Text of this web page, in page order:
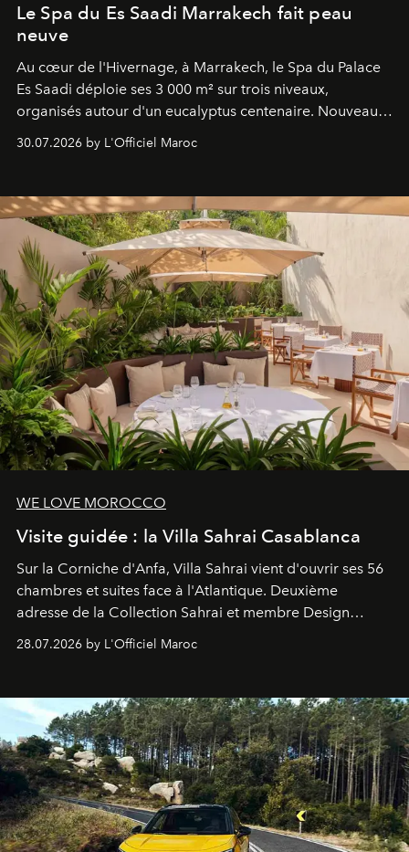
Le Spa du Es Saadi Marrakech fait peau
neuve
Au cœur de l'Hivernage, à Marrakech, le Spa du Palace
Es Saadi déploie ses 3 000 m² sur trois niveaux,
organisés autour d'un eucalyptus centenaire. Nouveau
neuro-cosmétique, parcours thermal et studio dédié au
entièreté, entre science des émotions et rituels
reposants.
30.07.2026 by L'Officiel Maroc
WE LOVE MOROCCO
Visite guidée : la Villa Sahrai Casablanca
Sur la Corniche d'Anfa, Villa Sahrai vient d'ouvrir ses 56
chambres et suites face à l'Atlantique. Deuxième
adresse de la Collection Sahrai et membre Design
Pillet promet un lieu de vie complet. On y a déjeuné…
28.07.2026 by L'Officiel Maroc